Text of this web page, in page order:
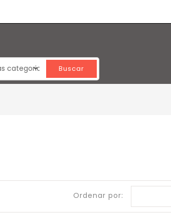
Buscar
Ordenar por: